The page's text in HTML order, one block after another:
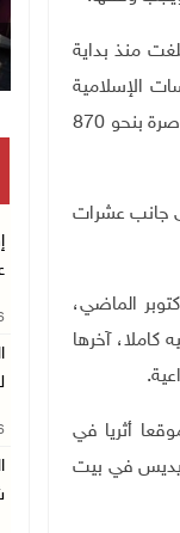
منذ بداية
الإسلامية
والمسيحية، والاقتحامات اليومية الدموية للمدن والقرى والمخيمات والتنكيل بالمواطنين داخل معازل محاصرة بنحو 870
191 مستعمرة، يسكنها 842 ألف مستعمر، و284 بؤرة، إلى جانب عشرات
منذ أكتوبر الماضي،
بدويا، منها 27 تم ترحيل من فيه كاملا، آخرها
.
المخاطر التي تهدد الإرث التاريخي الفلسطيني، خاصة مع تصنيف الاحتلال 2652 موقعا أثريا في
في بيت